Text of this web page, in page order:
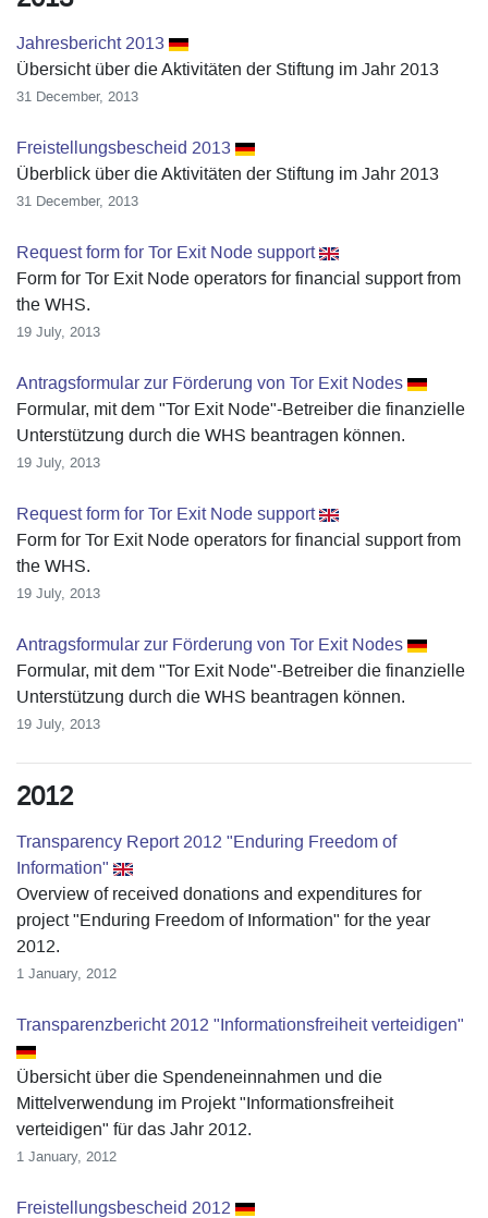
Jahresbericht 2013
Übersicht über die Aktivitäten der Stiftung im Jahr 2013
31 December, 2013
Freistellungsbescheid 2013
Überblick über die Aktivitäten der Stiftung im Jahr 2013
31 December, 2013
Request form for Tor Exit Node support
Form for Tor Exit Node operators for financial support from
the WHS.
19 July, 2013
Antragsformular zur Förderung von Tor Exit Nodes
Formular, mit dem "Tor Exit Node"-Betreiber die finanzielle
Unterstützung durch die WHS beantragen können.
19 July, 2013
Request form for Tor Exit Node support
Form for Tor Exit Node operators for financial support from
the WHS.
19 July, 2013
Antragsformular zur Förderung von Tor Exit Nodes
Formular, mit dem "Tor Exit Node"-Betreiber die finanzielle
Unterstützung durch die WHS beantragen können.
19 July, 2013
2012
Transparency Report 2012 "Enduring Freedom of
Information"
Overview of received donations and expenditures for
project "Enduring Freedom of Information" for the year
2012.
1 January, 2012
Transparenzbericht 2012 "Informationsfreiheit verteidigen"
Übersicht über die Spendeneinnahmen und die
Mittelverwendung im Projekt "Informationsfreiheit
verteidigen" für das Jahr 2012.
1 January, 2012
Freistellungsbescheid 2012